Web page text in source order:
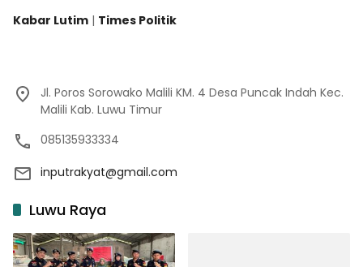
Kabar Lutim | Times Politik
Jl. Poros Sorowako Malili KM. 4 Desa Puncak Indah Kec.
Malili Kab. Luwu Timur
085135933334
inputrakyat@gmail.com
Luwu Raya